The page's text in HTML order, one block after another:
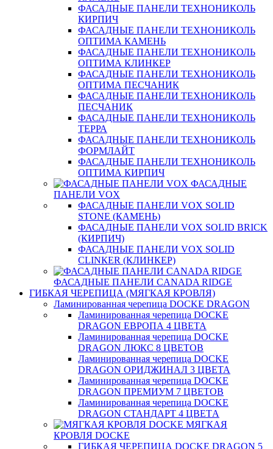
ФАСАДНЫЕ ПАНЕЛИ ТЕХНОНИКОЛЬ
КИРПИЧ
ФАСАДНЫЕ ПАНЕЛИ ТЕХНОНИКОЛЬ
ОПТИМА КАМЕНЬ
ФАСАДНЫЕ ПАНЕЛИ ТЕХНОНИКОЛЬ
ОПТИМА КЛИНКЕР
ФАСАДНЫЕ ПАНЕЛИ ТЕХНОНИКОЛЬ
ОПТИМА ПЕСЧАНИК
ФАСАДНЫЕ ПАНЕЛИ ТЕХНОНИКОЛЬ
ПЕСЧАНИК
ФАСАДНЫЕ ПАНЕЛИ ТЕХНОНИКОЛЬ
ТЕРРА
ФАСАДНЫЕ ПАНЕЛИ ТЕХНОНИКОЛЬ
ФОРМЛАЙТ
ФАСАДНЫЕ ПАНЕЛИ ТЕХНОНИКОЛЬ
ОПТИМА КИРПИЧ
ФАСАДНЫЕ
ПАНЕЛИ VOX
ФАСАДНЫЕ ПАНЕЛИ VOX SOLID
STONE (КАМЕНЬ)
ФАСАДНЫЕ ПАНЕЛИ VOX SOLID BRICK
(КИРПИЧ)
ФАСАДНЫЕ ПАНЕЛИ VOX SOLID
CLINКER (КЛИНКЕР)
ФАСАДНЫЕ ПАНЕЛИ CANADA RIDGE
ГИБКАЯ ЧЕРЕПИЦА (МЯГКАЯ КРОВЛЯ)
Ламинированная черепица DOCKE DRAGON
Ламинированная черепица DOCKE
DRAGON ЕВРОПА 4 ЦВЕТА
Ламинированная черепица DOCKE
DRAGON ЛЮКС 8 ЦВЕТОВ
Ламинированная черепица DOCKE
DRAGON ОРИДЖИНАЛ 3 ЦВЕТА
Ламинированная черепица DOCKE
DRAGON ПРЕМИУМ 7 ЦВЕТОВ
Ламинированная черепица DOCKE
DRAGON СТАНДАРТ 4 ЦВЕТA
МЯГКАЯ
КРОВЛЯ DOCKE
ГИБКАЯ ЧЕРЕПИЦА DOCKE DRAGON 5